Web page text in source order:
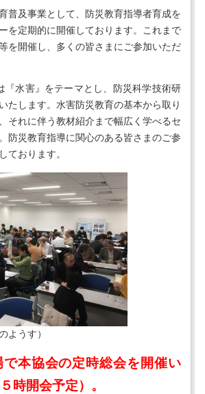
普及事業として、防災教育指導者育成を
を定期的に開催しております。これまで
を開催し、多くの皆さまにご参加いただ
『水害』をテーマとし、防災科学技術研
たします。水害防災教育の基本から取り
それに伴う教材紹介まで幅広く学べるセ
防災教育指導に関心のある皆さまのご参
ております。
ようす）
で本協会の定時総会を開催い
時開会予定）。